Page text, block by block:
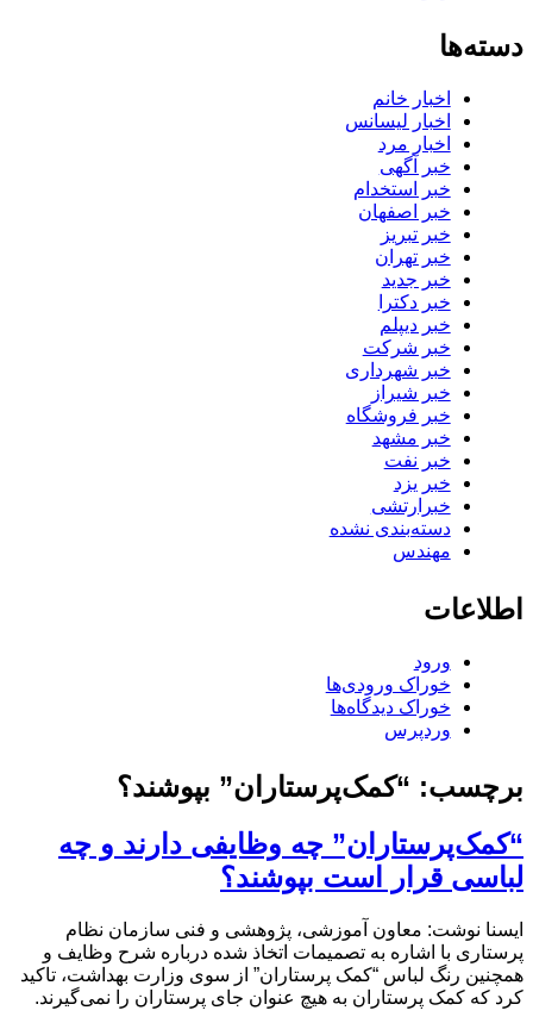
دسته‌ها
اخبار خانم
اخبار لیسانس
اخبار مرد
خبر آگهی
خبر استخدام
خبر اصفهان
خبر تبریز
خبر تهران
خبر جدید
خبر دکترا
خبر دیپلم
خبر شرکت
خبر شهرداری
خبر شیراز
خبر فروشگاه
خبر مشهد
خبر نفت
خبر یزد
خبرارتشی
دسته‌بندی نشده
مهندس
اطلاعات
ورود
خوراک ورودی‌ها
خوراک دیدگاه‌ها
وردپرس
برچسب: “کمک‌پرستاران” بپوشند؟
“کمک‌پرستاران” چه وظایفی دارند و چه
لباسی قرار است بپوشند؟
ایسنا نوشت: معاون آموزشی، پژوهشی و فنی سازمان نظام
پرستاری با اشاره به تصمیمات اتخاذ شده درباره شرح وظایف و
همچنین رنگ لباس “کمک‌ پرستاران” از سوی وزارت بهداشت، تاکید
کرد که کمک پرستاران به هیچ عنوان جای پرستاران را نمی‌گیرند.